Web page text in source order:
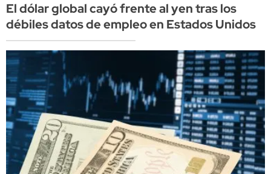
El dólar global cayó frente al yen tras los
débiles datos de empleo en Estados Unidos